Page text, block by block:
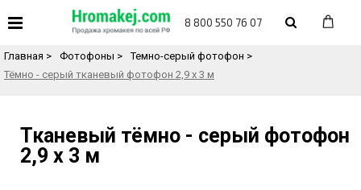
8 800 550 76 07
Назад в каталог товаров
Главная > Фотофоны > Темно-серый фотофон >
Тёмно - серый тканевый фотофон 2,9 х 3 м
Тканевый тёмно - серый фотофон
2,9 х 3 м